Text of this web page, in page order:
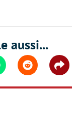
aussi...
Reddit